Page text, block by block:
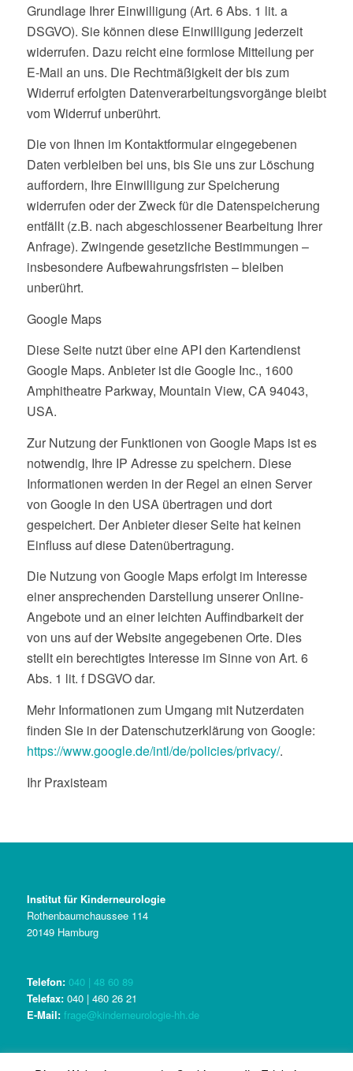
Grundlage Ihrer Einwilligung (Art. 6 Abs. 1 lit. a
DSGVO). Sie können diese Einwilligung jederzeit
widerrufen. Dazu reicht eine formlose Mitteilung per
E-Mail an uns. Die Rechtmäßigkeit der bis zum
Widerruf erfolgten Datenverarbeitungsvorgänge bleibt
vom Widerruf unberührt.
Die von Ihnen im Kontaktformular eingegebenen
Daten verbleiben bei uns, bis Sie uns zur Löschung
auffordern, Ihre Einwilligung zur Speicherung
widerrufen oder der Zweck für die Datenspeicherung
entfällt (z.B. nach abgeschlossener Bearbeitung Ihrer
Anfrage). Zwingende gesetzliche Bestimmungen –
insbesondere Aufbewahrungsfristen – bleiben
unberührt.
Google Maps
Diese Seite nutzt über eine API den Kartendienst
Google Maps. Anbieter ist die Google Inc., 1600
Amphitheatre Parkway, Mountain View, CA 94043,
USA.
Zur Nutzung der Funktionen von Google Maps ist es
notwendig, Ihre IP Adresse zu speichern. Diese
Informationen werden in der Regel an einen Server
von Google in den USA übertragen und dort
gespeichert. Der Anbieter dieser Seite hat keinen
Einfluss auf diese Datenübertragung.
Die Nutzung von Google Maps erfolgt im Interesse
einer ansprechenden Darstellung unserer Online-
Angebote und an einer leichten Auffindbarkeit der
von uns auf der Website angegebenen Orte. Dies
stellt ein berechtigtes Interesse im Sinne von Art. 6
Abs. 1 lit. f DSGVO dar.
Mehr Informationen zum Umgang mit Nutzerdaten
finden Sie in der Datenschutzerklärung von Google:
https://www.google.de/intl/de/policies/privacy/.
Ihr Praxisteam
Institut für Kinderneurologie
Rothenbaumchaussee 114
20149 Hamburg
Telefon: 040 | 48 60 89
Telefax:040 | 460 26 21
E-Mail: frage@kinderneurologie-hh.de